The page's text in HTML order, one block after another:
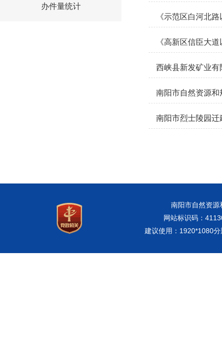
办件量统计
《示范区白河北
《高新区信臣大
西峡县新发矿业
南阳市自然资源
南阳市烈士陵园
南阳市自然资
网站标识码：
建议使用：1920*1080